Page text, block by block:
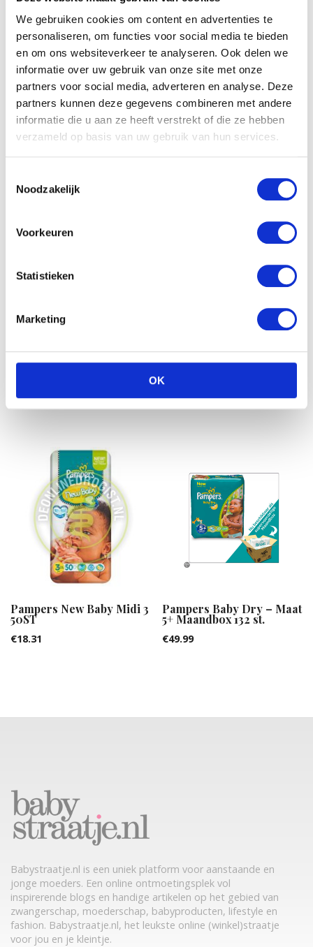
We gebruiken cookies om content en advertenties te
personaliseren, om functies voor social media te bieden
en om ons websiteverkeer te analyseren. Ook delen we
informatie over uw gebruik van onze site met onze
partners voor social media, adverteren en analyse. Deze
partners kunnen deze gegevens combineren met andere
informatie die u aan ze heeft verstrekt of die ze hebben
verzameld op basis van uw gebruik van hun services.
Noodzakelijk
Voorkeuren
Statistieken
Marketing
OK
Pampers New Baby – Bella Happy Maxi Gr. 4
stu
€12.90
Pampers New Baby Midi 3
50ST
€18.31
Pampers Baby Dry – Maat
5+ Maandbox 132 st.
€49.99
Babystraatje.nl is een uniek platform voor aanstaande en
jonge moeders. Een online ontmoetingsplek vol
inspirerende blogs en handige artikelen op het gebied van
zwangerschap, moederschap, babyproducten, lifestyle en
fashion. Babystraatje.nl, het leukste online (winkel)straatje
voor jou en je kleintje.